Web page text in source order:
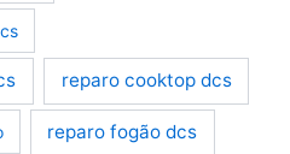
reparo cooktop dcs
reparo fogão dcs